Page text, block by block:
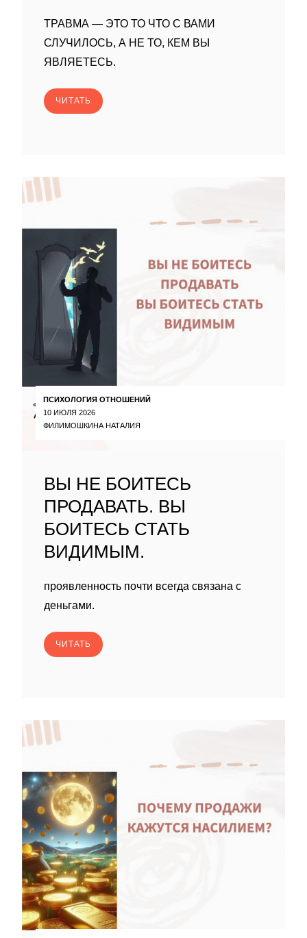
ТРАВМА — ЭТО ТО ЧТО С ВАМИ
СЛУЧИЛОСЬ, А НЕ ТО, КЕМ ВЫ
ЯВЛЯЕТЕСЬ.
ЧИТАТЬ
ПСИХОЛОГИЯ ОТНОШЕНИЙ
10 ИЮЛЯ 2026
ФИЛИМОШКИНА НАТАЛИЯ
ВЫ НЕ БОИТЕСЬ
ПРОДАВАТЬ. ВЫ
БОИТЕСЬ СТАТЬ
ВИДИМЫМ.
проявленность почти всегда связана с
деньгами.
ЧИТАТЬ